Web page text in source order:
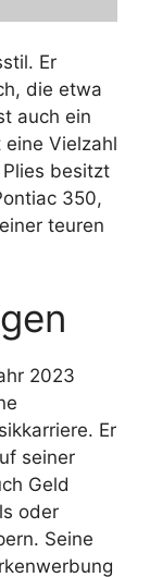
Er
die etwa
auch ein
Vielzahl
besitzt
350,
teuren
2023
Er
seiner
Geld
oder
Seine